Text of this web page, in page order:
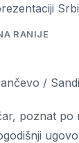
RANIJE
/
poznat po